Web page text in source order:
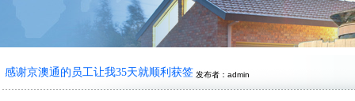
感谢京澳通的员工让我35天就顺利获签 发布者：admin